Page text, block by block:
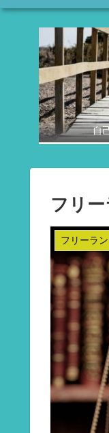
自
フリ
フリーラ